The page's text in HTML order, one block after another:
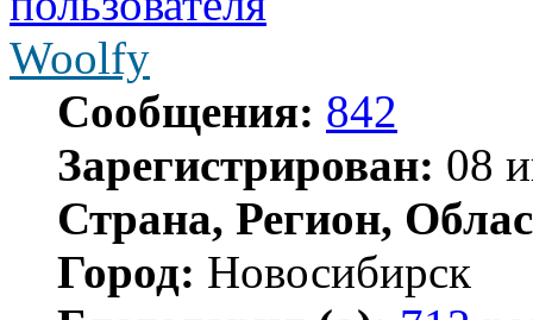
Woolfy
Сообщения: 842
Зарегистрирован: 08
Страна, Регион,
Город: Новосибирск